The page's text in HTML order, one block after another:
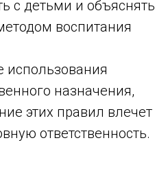
с детьми и объяснять
воспитания
использования
назначения,
этих правил влечет
ответственность.